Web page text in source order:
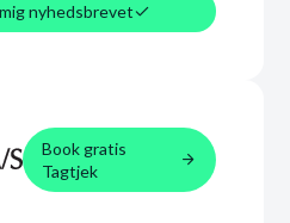
nyhedsbrevet
Book gratis
Tagtjek